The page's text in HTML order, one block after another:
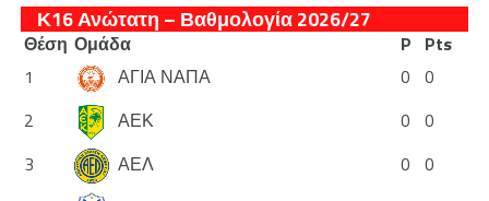
Κ16 Ανώτατη – Βαθμολογία 2026/27
Θέση Ομάδα P Pts
1
ΑΓΙΑ ΝΑΠΑ 0 0
2
ΑΕΚ 0 0
3
ΑΕΛ 0 0